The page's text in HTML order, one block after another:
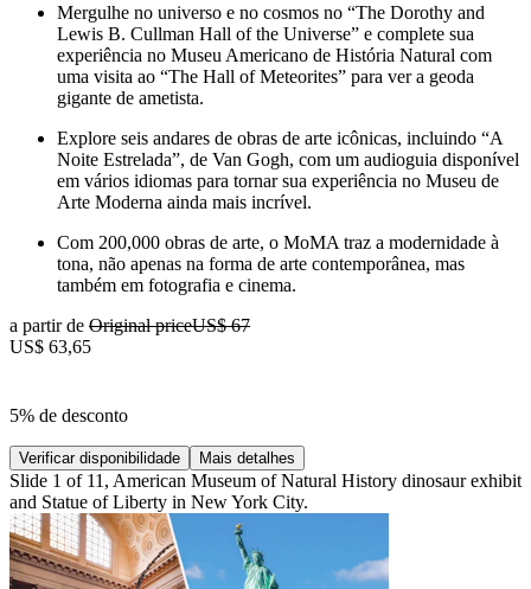
Mergulhe no universo e no cosmos no “The Dorothy and
Lewis B. Cullman Hall of the Universe” e complete sua
experiência no Museu Americano de História Natural com
uma visita ao “The Hall of Meteorites” para ver a geoda
gigante de ametista.
Explore seis andares de obras de arte icônicas, incluindo “A
Noite Estrelada”, de Van Gogh, com um audioguia disponível
em vários idiomas para tornar sua experiência no Museu de
Arte Moderna ainda mais incrível.
Com 200,000 obras de arte, o MoMA traz a modernidade à
tona, não apenas na forma de arte contemporânea, mas
também em fotografia e cinema.
a partir de Original priceUS$ 67
US$ 63,65
5% de desconto
Verificar disponibilidade Mais detalhes
Slide 1 of 11, American Museum of Natural History dinosaur exhibit
and Statue of Liberty in New York City.